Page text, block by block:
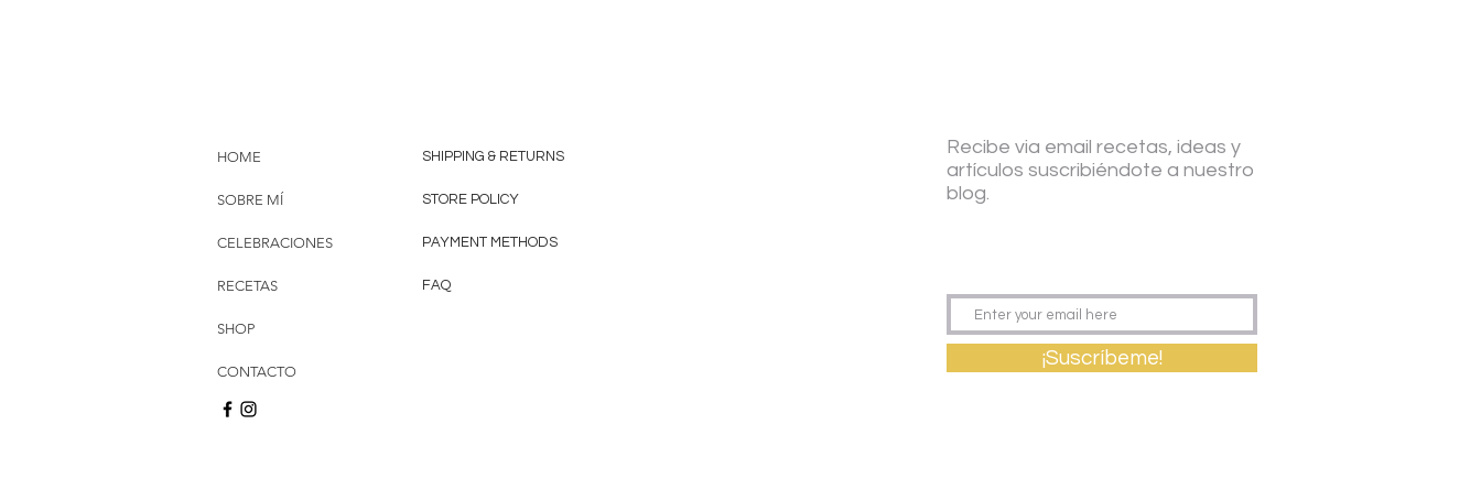
HOME
SOBRE MÍ
CELEBRACIONES
RECETAS
SHOP
CONTACTO
SHIPPING & RETURNS
STORE POLICY
PAYMENT METHODS
FAQ
Recibe via email recetas, ideas y
artículos suscribiéndote a nuestro
blog.
¡Suscríbeme!